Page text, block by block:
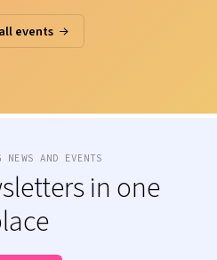
events
NEWS AND EVENTS
in one